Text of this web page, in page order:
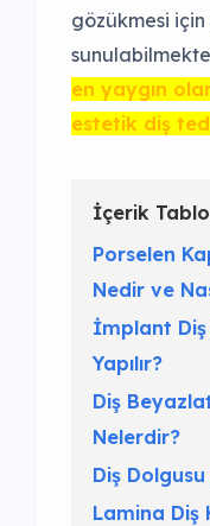
gözükmesi
en yaygın
estetik diş
İçerik
Porselen
Nedir ve
İmplant Diş
Yapılır?
Diş
Nelerdir?
Diş
Lamina Diş